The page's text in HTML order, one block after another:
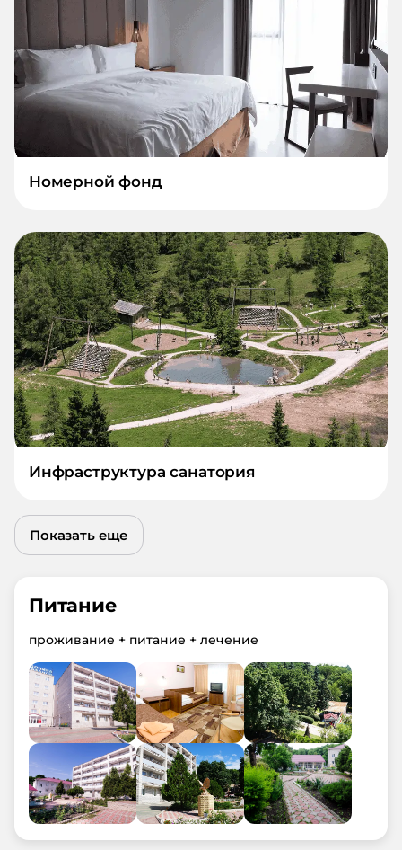
Номерной фонд
Инфраструктура санатория
Показать еще
Питание
проживание + питание + лечение